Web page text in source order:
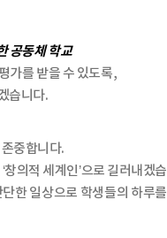
공동체 학교
가를 받을 수 있도록,
습니다.
존중합니다.
의적 세계인’으로 길러내겠습
한 일상으로 학생들의 하루를